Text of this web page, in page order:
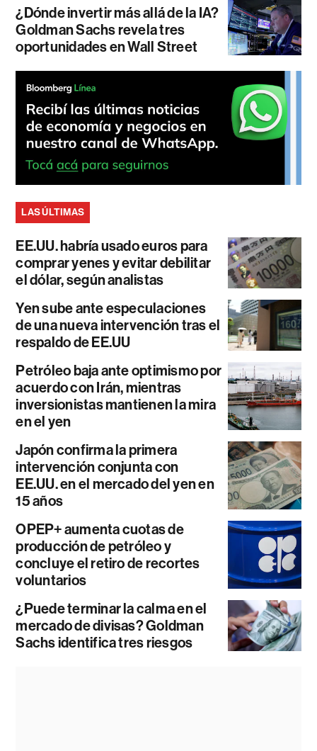
¿Dónde invertir más allá de la IA?
Goldman Sachs revela tres
oportunidades en Wall Street
LAS ÚLTIMAS
EE.UU. habría usado euros para
comprar yenes y evitar debilitar
el dólar, según analistas
Yen sube ante especulaciones
de una nueva intervención tras el
respaldo de EE.UU
Petróleo baja ante optimismo por
acuerdo con Irán, mientras
inversionistas mantienen la mira
en el yen
Japón confirma la primera
intervención conjunta con
EE.UU. en el mercado del yen en
15 años
OPEP+ aumenta cuotas de
producción de petróleo y
concluye el retiro de recortes
voluntarios
¿Puede terminar la calma en el
mercado de divisas? Goldman
Sachs identifica tres riesgos